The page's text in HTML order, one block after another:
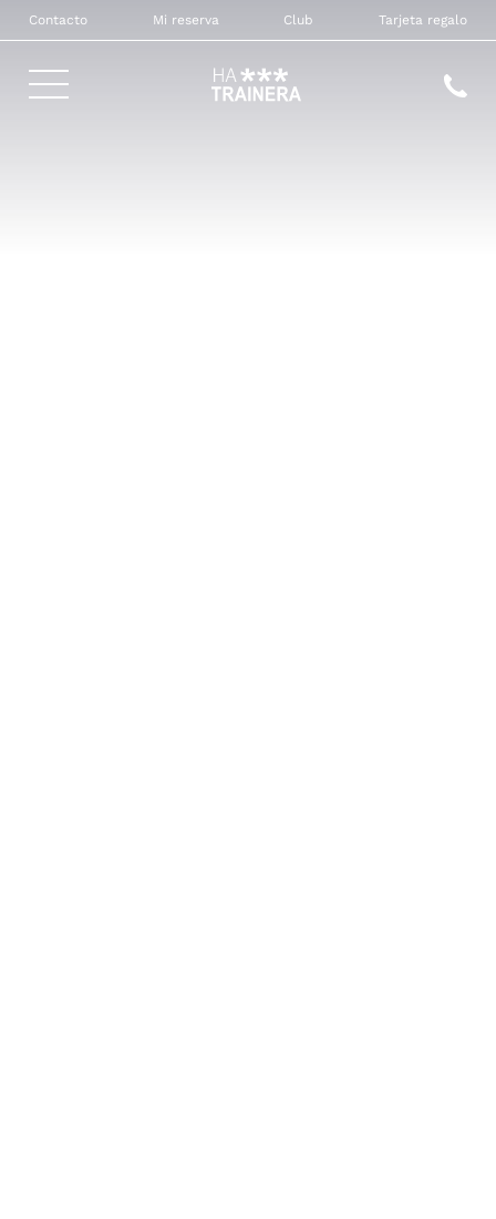
Contacto Mi reserva Club Tarjeta regalo